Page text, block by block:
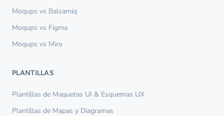
Moqups vs Balsamiq
Moqups vs Figma
Moqups vs Miro
PLANTILLAS
Plantillas de Maquetas UI & Esquemas UX
Plantillas de Mapas y Diagramas